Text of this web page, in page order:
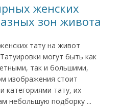
женских
зон живота
тату на живот
могут быть как
так и большими,
изображения стоит
категориями тату, их
небольшую подборку ...